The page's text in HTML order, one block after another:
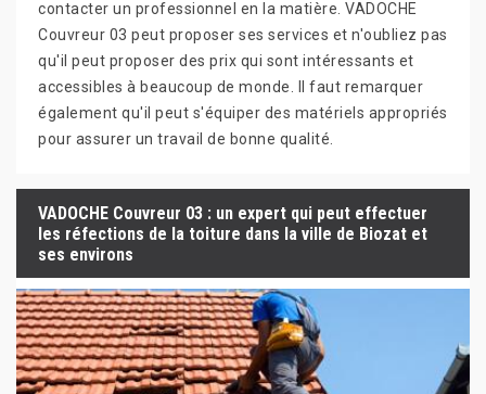
contacter un professionnel en la matière. VADOCHE
Couvreur 03 peut proposer ses services et n'oubliez pas
qu'il peut proposer des prix qui sont intéressants et
accessibles à beaucoup de monde. Il faut remarquer
également qu'il peut s'équiper des matériels appropriés
pour assurer un travail de bonne qualité.
VADOCHE Couvreur 03 : un expert qui peut effectuer
les réfections de la toiture dans la ville de Biozat et
ses environs